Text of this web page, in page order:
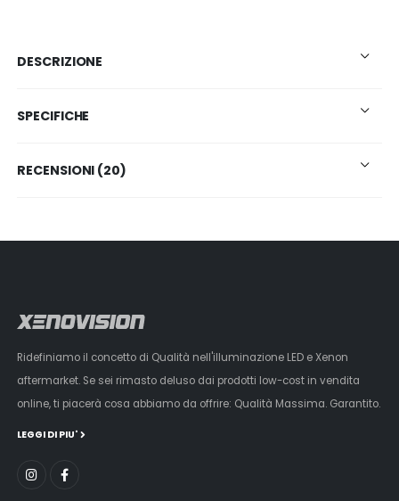
DESCRIZIONE
SPECIFICHE
RECENSIONI (20)
Ridefiniamo il concetto di Qualità nell'illuminazione LED e Xenon
aftermarket. Se sei rimasto deluso dai prodotti low-cost in vendita
online, ti piacerà cosa abbiamo da offrire: Qualità Massima. Garantito.
LEGGI DI PIU'